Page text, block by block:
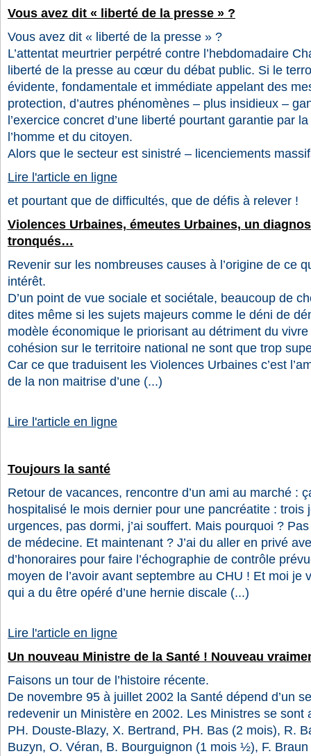
Vous avez dit « liberté de la presse » ?
Vous avez dit « liberté de la presse » ?
L’attentat meurtrier perpétré contre l’hebdomadaire
liberté de la presse au cœur du débat public. Si le
évidente, fondamentale et immédiate appelant des
protection, d’autres phénomènes – plus insidieux –
l’exercice concret d’une liberté pourtant garantie par
l’homme et du citoyen.
Alors que le secteur est sinistré – licenciements
Lire l'article en ligne
et pourtant que de difficultés, que de défis à relever !
Violences Urbaines, émeutes Urbaines, un
tronqués…
Revenir sur les nombreuses causes à l’origine de ce
intérêt.
D’un point de vue sociale et sociétale, beaucoup de
dites même si les sujets majeurs comme le déni de
modèle économique le priorisant au détriment du
cohésion sur le territoire national ne sont que trop
Car ce que traduisent les Violences Urbaines c’est
de la non maitrise d’une (...)
Lire l'article en ligne
Toujours la santé
Retour de vacances, rencontre d’un ami au marché :
hospitalisé le mois dernier pour une pancréatite : trois
urgences, pas dormi, j’ai souffert. Mais pourquoi ?
de médecine. Et maintenant ? J’ai du aller en privé
d’honoraires pour faire l’échographie de contrôle
moyen de l’avoir avant septembre au CHU ! Et moi je
qui a du être opéré d’une hernie discale (...)
Lire l'article en ligne
Un nouveau Ministre de la Santé ! Nouveau
Faisons un tour de l’histoire récente.
De novembre 95 à juillet 2002 la Santé dépend d’un
redevenir un Ministère en 2002. Les Ministres se sont
PH. Douste-Blazy, X. Bertrand, PH. Bas (2 mois), R.
Buzyn, O. Véran, B. Bourguignon (1 mois ½), F.